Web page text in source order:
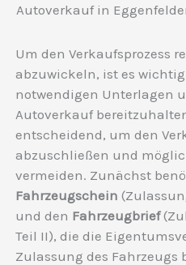
Autoverkauf in
Um den Verkaufsprozess
abzuwickeln, ist es
notwendigen Unterlagen
Autoverkauf
entscheidend, um den
abzuschließen und
vermeiden. Zunächst
Fahrzeugschein
und den Fahrzeugbrief
Teil II), die die
Zulassung des Fahrzeugs